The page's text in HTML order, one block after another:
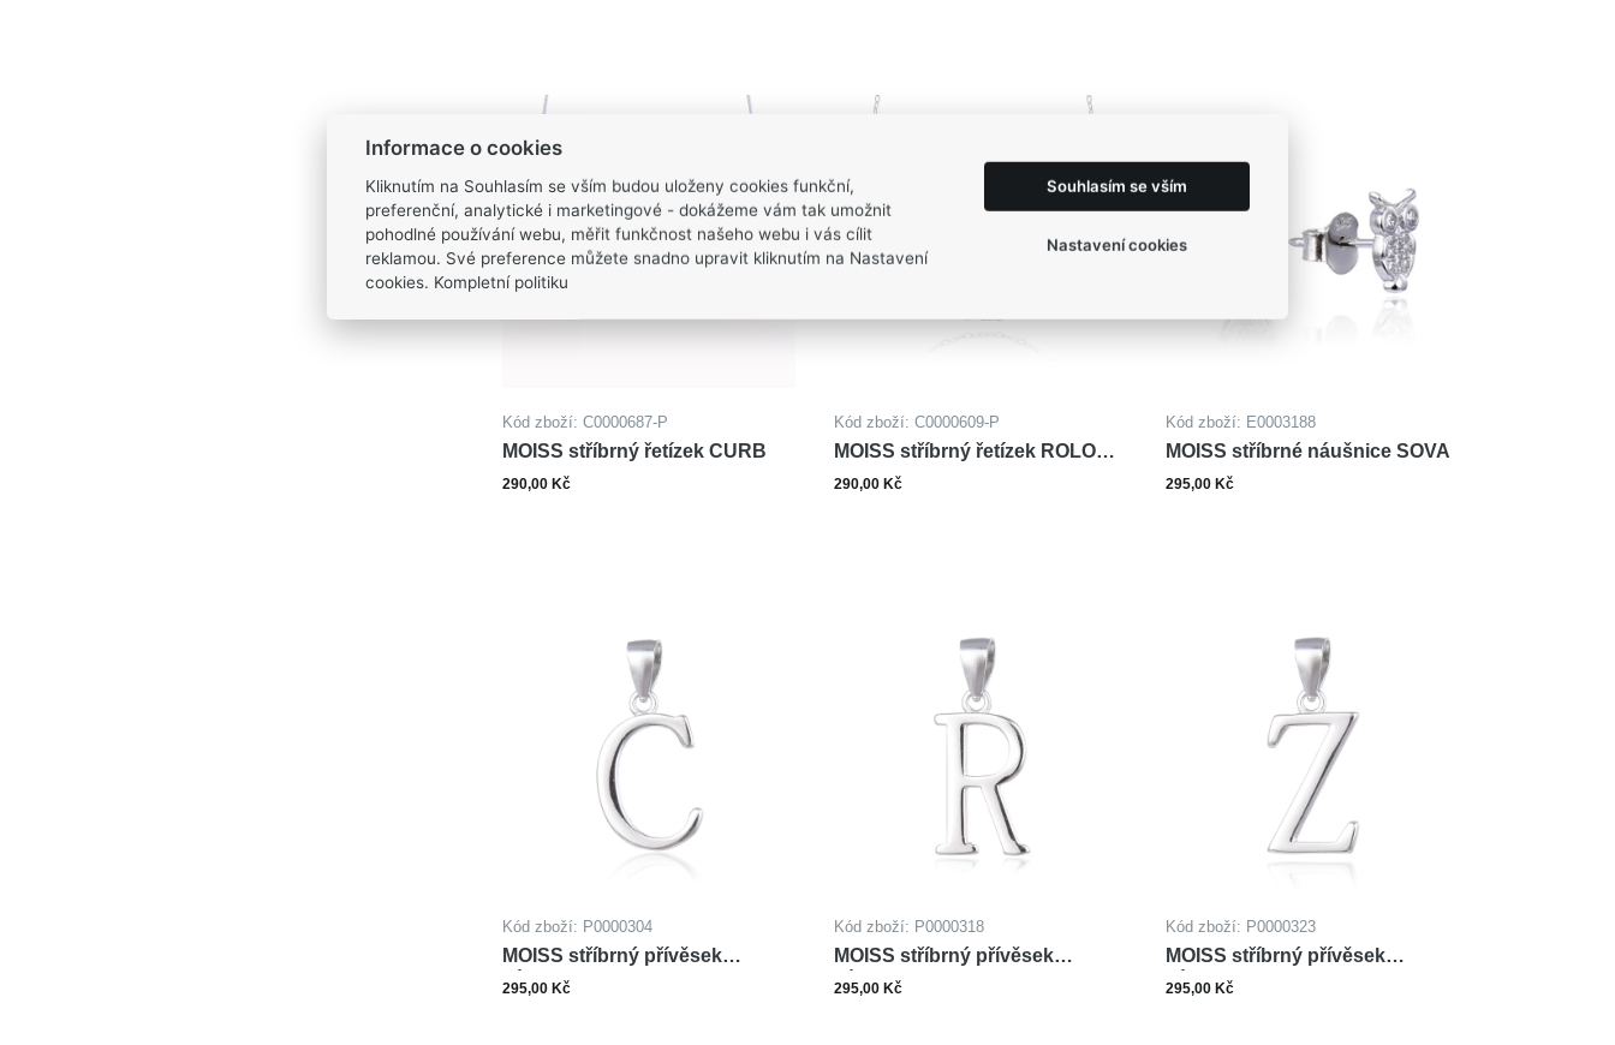
Kód zboží: C0000687-P
MOISS stříbrný řetízek CURB
290,00 Kč
Kód zboží: C0000609-P
MOISS stříbrný řetízek ROLO
OVALE
290,00 Kč
Kód zboží: E0003188
MOISS stříbrné náušnice SOVA
295,00 Kč
Kód zboží: P0000304
MOISS stříbrný přívěsek
PÍSMENO C
295,00 Kč
Kód zboží: P0000318
MOISS stříbrný přívěsek
PÍSMENO R
295,00 Kč
Kód zboží: P0000323
MOISS stříbrný přívěsek
PÍSMENO Z
295,00 Kč
Informace o cookies
Kliknutím na Souhlasím se vším budou uloženy cookies funkční,
preferenční, analytické i marketingové - dokážeme vám tak umožnit
pohodlné používání webu, měřit funkčnost našeho webu i vás cílit
reklamou. Své preference můžete snadno upravit kliknutím na Nastavení
cookies. Kompletní politiku
Souhlasím se vším
Nastavení cookies